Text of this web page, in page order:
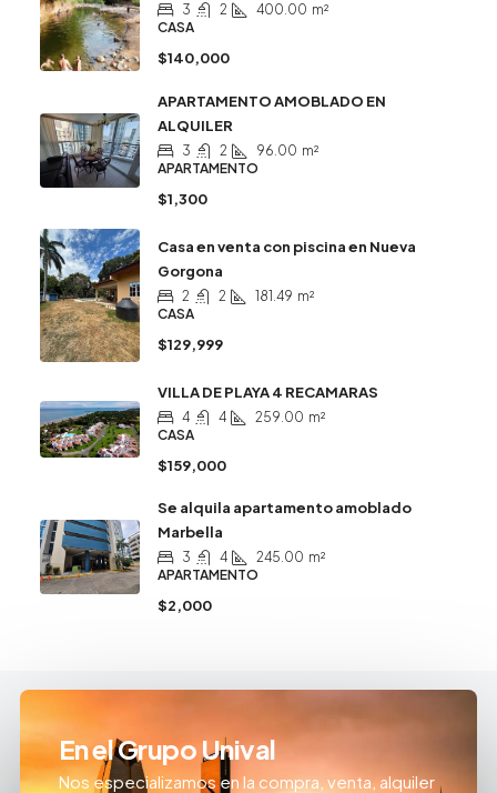
3 2 400.00 m²
CASA
$140,000
APARTAMENTO AMOBLADO EN
ALQUILER
3 2 96.00 m²
APARTAMENTO
$1,300
Casa en venta con piscina en Nueva
Gorgona
2 2 181.49 m²
CASA
$129,999
VILLA DE PLAYA 4 RECAMARAS
4 4 259.00 m²
CASA
$159,000
Se alquila apartamento amoblado
Marbella
3 4 245.00 m²
APARTAMENTO
$2,000
En el Grupo Unival
Nos especializamos en la compra, venta, alquiler